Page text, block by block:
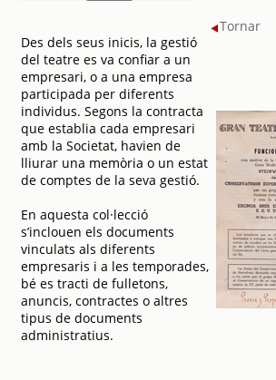
Des dels seus inicis, la gestió
del teatre es va confiar a un
empresari, o a una empresa
participada per diferents
individus. Segons la contracta
que establia cada empresari
amb la Societat, havien de
lliurar una memòria o un estat
de comptes de la seva gestió.
En aquesta col·lecció
s’inclouen els documents
vinculats als diferents
empresaris i a les temporades,
bé es tracti de fulletons,
anuncis, contractes o altres
tipus de documents
administratius.
Tornar